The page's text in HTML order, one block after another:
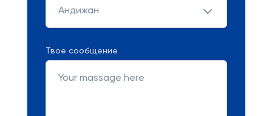
Андижан
Твое сообщение